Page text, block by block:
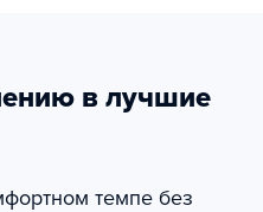
в лучшие
темпе без